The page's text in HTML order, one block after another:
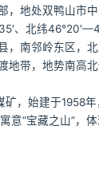
，地处双鸭山市
、北纬
，南邻岭东区，
地带，地势南高
，始建于1958年
意“宝藏之山”，